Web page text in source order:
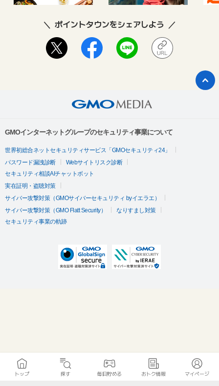
ポイントタウンをシェアしよう
GMOインターネットグループのセキュリティ事業について
世界初総合ネットセキュリティサービス「GMOセキュリティ24」
パスワード漏洩診断
Webサイトリスク診断
セキュリティ相談AIチャットボット
実在証明・盗聴対策
サイバー攻撃対策（GMOサイバーセキュリティ byイエラエ）
サイバー攻撃対策（GMO Flatt Security）
なりすまし対策
セキュリティ事業の軌跡
トップ 探す 毎日貯める おトク情報 マイページ